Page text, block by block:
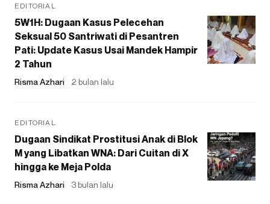
EDITORIAL
5W1H: Dugaan Kasus Pelecehan
Seksual 50 Santriwati di Pesantren
Pati: Update Kasus Usai Mandek Hampir
2 Tahun
Risma Azhari 2 bulan lalu
EDITORIAL
Dugaan Sindikat Prostitusi Anak di Blok
M yang Libatkan WNA: Dari Cuitan di X
hingga ke Meja Polda
Risma Azhari 3 bulan lalu